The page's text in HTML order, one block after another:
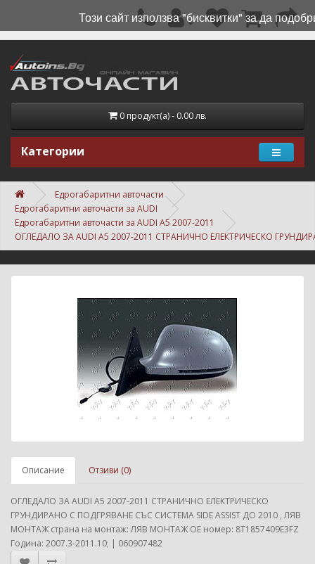
0 продукт(а) - 0.00 лв.
Категории
Едрогабаритни авточасти
Едрогабаритни авточасти за AUDI
Едрогабаритни авточасти за AUDI A5 2007-2011
ОГЛЕДАЛО ЗА AUDI A5 2007-2011 СТРАНИЧНО ЕЛЕКТРИЧЕСКО
Описание Отзиви (0)
ОГЛЕДАЛО ЗА AUDI A5 2007-2011 СТРАНИЧНО ЕЛЕКТРИЧЕСКО
ГРУНДИРАНО С ПОДГРЯВАНЕ СЪС СИСТЕМА SIDE ASSIST ДО 2010 , ЛЯВ
МОНТАЖ страна на монтаж: ЛЯВ МОНТАЖ ОЕ номер: 8T1857409E3FZ
Година: 2007.3-2011.10; | 060907482
Този сайт използва "бисквитки" за да